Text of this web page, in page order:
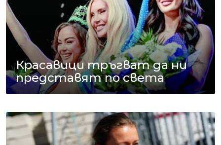
Красавици тръгват да ни
представят по света